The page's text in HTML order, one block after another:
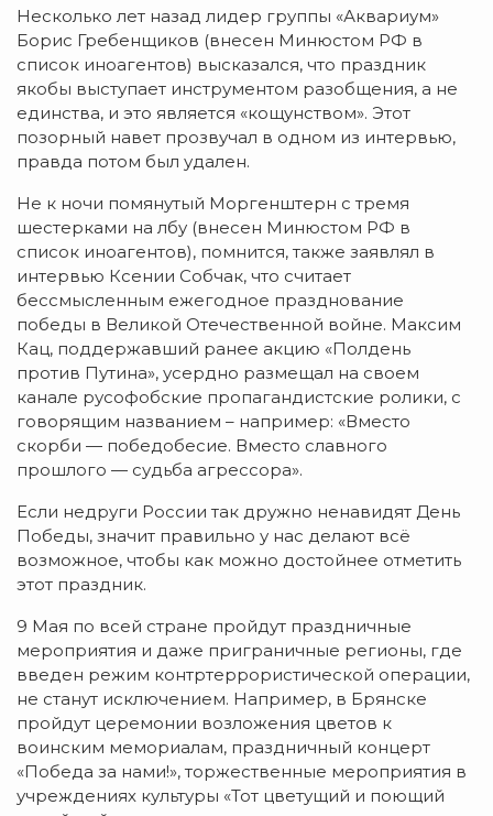
Несколько лет назад лидер группы «Аквариум»
Борис Гребенщиков (внесен Минюстом РФ в
список иноагентов) высказался, что праздник
якобы выступает инструментом разобщения, а не
единства, и это является «кощунством». Этот
позорный навет прозвучал в одном из интервью,
правда потом был удален.
Не к ночи помянутый Моргенштерн с тремя
шестерками на лбу (внесен Минюстом РФ в
список иноагентов), помнится, также заявлял в
интервью Ксении Собчак, что считает
бессмысленным ежегодное празднование
победы в Великой Отечественной войне. Максим
Кац, поддержавший ранее акцию «Полдень
против Путина», усердно размещал на своем
канале русофобские пропагандистские ролики, с
говорящим названием – например: «Вместо
скорби — победобесие. Вместо славного
прошлого — судьба агрессора».
Если недруги России так дружно ненавидят День
Победы, значит правильно у нас делают всё
возможное, чтобы как можно достойнее отметить
этот праздник.
9 Мая по всей стране пройдут праздничные
мероприятия и даже приграничные регионы, где
введен режим контртеррористической операции,
не станут исключением. Например, в Брянске
пройдут церемонии возложения цветов к
воинским мемориалам, праздничный концерт
«Победа за нами!», торжественные мероприятия в
учреждениях культуры «Тот цветущий и поющий